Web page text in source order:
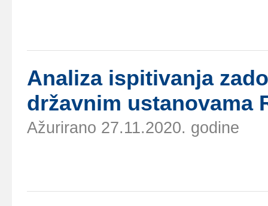
Аnаlizа ispitivаnjа
držаvnim ustаnоvаmа
Ažurirano 27.11.2020. godine